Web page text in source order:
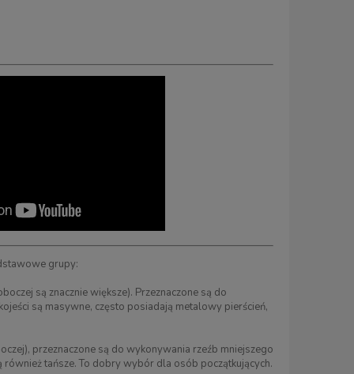
grupy:
są znacznie większe). Przeznaczone są do
są masywne, często posiadają metalowy pierścień,
przeznaczone są do wykonywania rzeźb mniejszego
tańsze. To dobry wybór dla osób początkujących.